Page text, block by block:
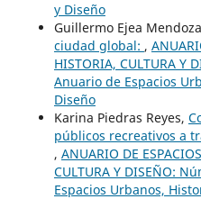
y Diseño
Guillermo Ejea
ciudad global: ,
HISTORIA, CULTURA Y
Anuario de Espacios
Diseño
Karina Piedras Reyes,
públicos recreativos a
, ANUARIO DE
CULTURA Y DISEÑO:
Espacios Urbanos,